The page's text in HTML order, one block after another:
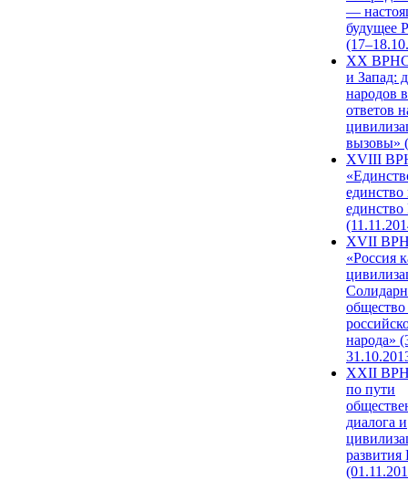
—
будущее
XX ВРНС
и Запад:
народов
ответов
вызовы»
XVIII
единство
единство
XVII
«Россия
народа»
XXII
по пути
диалога и
развития